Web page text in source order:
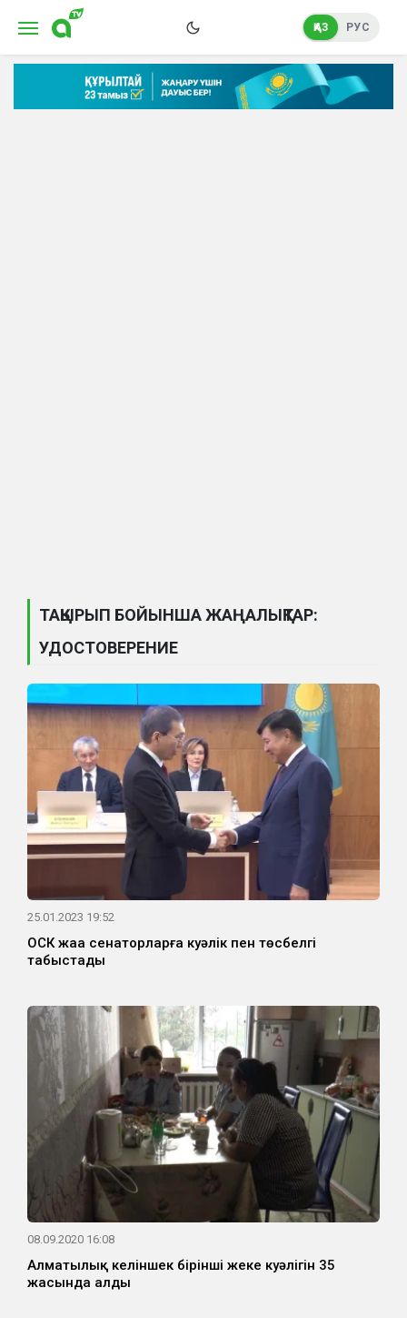
ҚАЗ РУС
ТАҚЫРЫП БОЙЫНША ЖАҢАЛЫҚТАР:
УДОСТОВЕРЕНИЕ
25.01.2023 19:52
ОСК жаңа сенаторларға куәлік пен төсбелгі
табыстады
08.09.2020 16:08
Алматылық келіншек бірінші жеке куәлігін 35
жасында алды